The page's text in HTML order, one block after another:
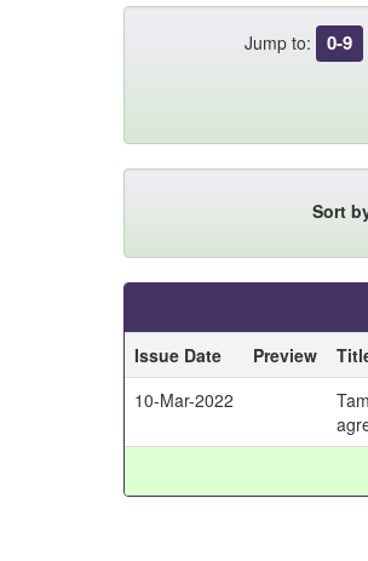
Jump to: 0-9
Sort
Issue Date
Preview
10-Mar-2022